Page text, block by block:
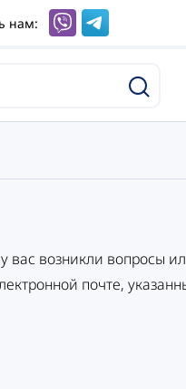
нам:
возникли вопросы
почте,